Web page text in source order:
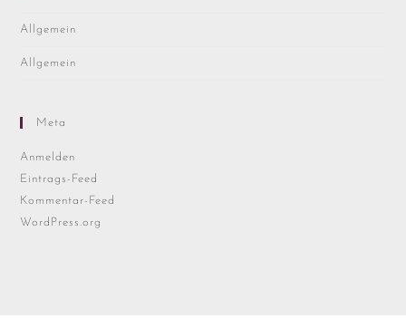
Allgemein
Allgemein
Meta
Anmelden
Eintrags-Feed
Kommentar-Feed
WordPress.org